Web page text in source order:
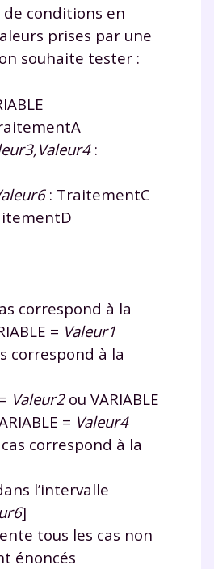
conditions en
prises par une
souhaite tester :
:
: TraitementC
correspond à la
= Valeur1
correspond à la
Valeur2ou VARIABLE
= Valeur4
correspond à la
l’intervalle
]
tous les cas non
énoncés
disponibles
par tchat, audio ou
envoyé à cette adresse e-mail. En
vous consentez à ce que vos
soient traitées par SEJER, sous
de vos données personnelles et
pouvez consulter
recevoir les actualités et des
de la part de
exclusivement utilisée pour
Vous pourrez vous
à travers le lien de
dans chaque newsletter. Pour
de vos données
vos droits, vous pouvez
.